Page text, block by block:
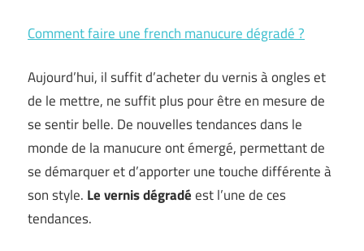
Comment faire une french manucure dégradé ?
Aujourd’hui, il suffit d’acheter du vernis à ongles et
de le mettre, ne suffit plus pour être en mesure de
se sentir belle. De nouvelles tendances dans le
monde de la manucure ont émergé, permettant de
se démarquer et d’apporter une touche différente à
son style. Le vernis dégradéest l’une de ces
tendances.